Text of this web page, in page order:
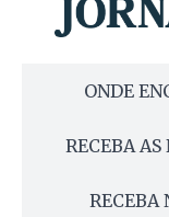
ONDE
RECEBA
RECEBA